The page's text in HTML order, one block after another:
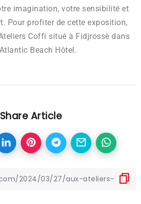
imagination, votre sensibilité et
Pour profiter de cette exposition,
Coffi situé à Fidjrossè dans
Beach Hôtel.
Share Article